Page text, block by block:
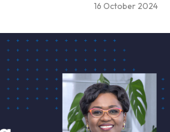
16 October 2024